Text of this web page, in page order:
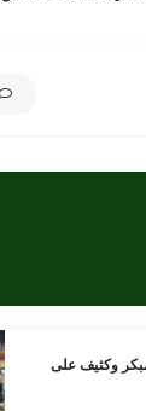
مبكر وكثيف على